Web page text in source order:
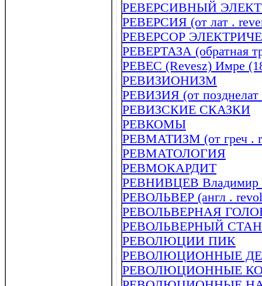
РЕВЕРСИВНЫЙ
РЕВЕРСИЯ (от лат .
РЕВЕРСОР
РЕВЕРТАЗА (обратная
РЕВЕС (Revesz) Имре
РЕВИЗИОНИЗМ
РЕВИЗИЯ (от позднелат
РЕВИЗСКИЕ СКАЗКИ
РЕВКОМЫ
РЕВМАТИЗМ (от греч .
РЕВМАТОЛОГИЯ
РЕВМОКАРДИТ
РЕВНИВЦЕВ Владимир
РЕВОЛЬВЕР (англ .
РЕВОЛЬВЕРНАЯ
РЕВОЛЬВЕРНЫЙ
РЕВОЛЮЦИИ ПИК
РЕВОЛЮЦИОННЫЕ
РЕВОЛЮЦИОННЫЕ